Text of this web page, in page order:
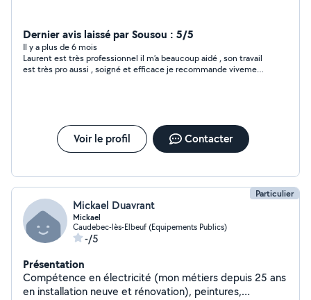
Dernier avis laissé par Sousou : 5/5
Il y a plus de 6 mois
Laurent est très professionnel il m’a beaucoup aidé , son travail
est très pro aussi , soigné et efficace je recommande vivement
Voir le profil Contacter
Particulier
Mickael Duavrant
Mickael
Caudebec-lès-Elbeuf (Equipements Publics)
-/5
Présentation
Compétence en électricité (mon métiers depuis 25 ans
en installation neuve et rénovation), peintures,